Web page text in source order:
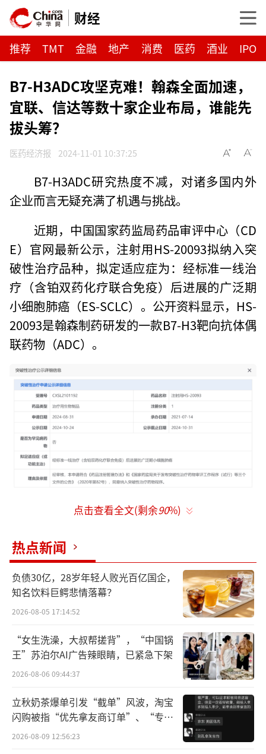
财经
推荐 TMT 金融 地产 消费 医药 酒业 IPO
B7-H3ADC攻坚克难！翰森全面加速，
宜联、信达等数十家企业布局，谁能先
拔头筹？
医药经济报 2024-11-01 10:37:25
B7-H3ADC研究热度不减，对诸多国内外
企业而言无疑充满了机遇与挑战。
近期，中国国家药监局药品审评中心（CD
E）官网最新公示，注射用HS-20093拟纳入突
破性治疗品种，拟定适应症为：经标准一线治
疗（含铂双药化疗联合免疫）后进展的广泛期
小细胞肺癌（ES-SCLC）。公开资料显示，HS-
20093是翰森制药研发的一款B7-H3靶向抗体偶
联药物（ADC）。
值得关注的是，突破性疗法旨在加速开发
在本次拟纳入CDE“突破性治疗品种”之前，H
S-20093也在美国FDA获得了“突破性疗
法”（BTD）。
业内观点认为，处于研发阶段的“新
药”获得突破性疗法认定，预示着该药物具有
较高的临床价值以及未来的市场需求前景。作
为备受行业关注的热门靶点，B7-H3的ADC药
物研发已经成为细分领域的一个重要发力点，
翰森制药、宜联生物等一大批企业已经开始基
于这样的思路展开新一轮研发竞争。
点击查看全文(剩余90%)
热点新闻
负债30亿，28岁年轻人败光百亿国企，
知名饮料巨鳄悲情落幕？
2026-08-05 17:14:52
“女生洗澡，大叔帮搓背”，“中国锅
王”苏泊尔AI广告辣眼睛，已紧急下架
2026-08-06 09:44:37
立秋奶茶爆单引发“截单”风波，淘宝
闪购被指“优先拿友商订单”、“专挑
贵的拿”
2026-08-09 12:56:23